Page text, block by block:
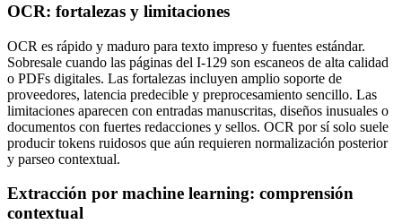
OCR: fortalezas y limitaciones
OCR es rápido y maduro para texto impreso y fuentes estándar.
Sobresale cuando las páginas del I-129 son escaneos de alta calidad
o PDFs digitales. Las fortalezas incluyen amplio soporte de
proveedores, latencia predecible y preprocesamiento sencillo. Las
limitaciones aparecen con entradas manuscritas, diseños inusuales o
documentos con fuertes redacciones y sellos. OCR por sí solo suele
producir tokens ruidosos que aún requieren normalización posterior
y parseo contextual.
Extracción por machine learning: comprensión
contextual